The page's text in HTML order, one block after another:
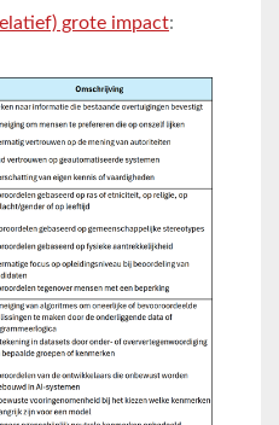
grote impact: